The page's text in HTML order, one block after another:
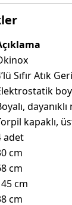
Sıfır Atık
kapaklı,
adet
cm
cm
cm
cm